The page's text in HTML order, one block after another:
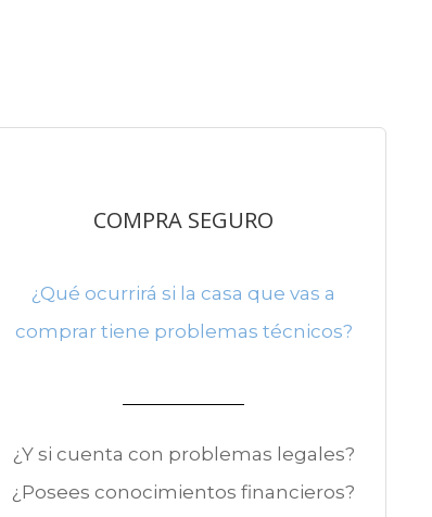
COMPRA SEGURO
¿Qué ocurrirá si la casa que vas a
comprar tiene problemas técnicos?
¿Y si cuenta con problemas legales?
¿Posees conocimientos financieros?